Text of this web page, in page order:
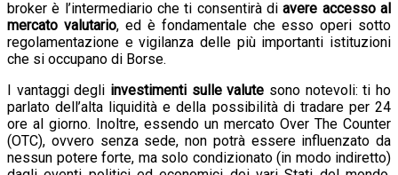
broker è l’intermediario che ti consentirà diavere accesso al
mercato valutario, ed è fondamentale che esso operi sotto
regolamentazione e vigilanza delle più importanti istituzioni
che si occupano di Borse.
I vantaggi degli investimenti sulle valute sono notevoli: ti ho
parlato dell’alta liquidità e della possibilità di tradare per 24
ore al giorno. Inoltre, essendo un mercato Over The Counter
(OTC), ovvero senza sede, non potrà essere influenzato da
nessun potere forte, ma solo condizionato (in modo indiretto)